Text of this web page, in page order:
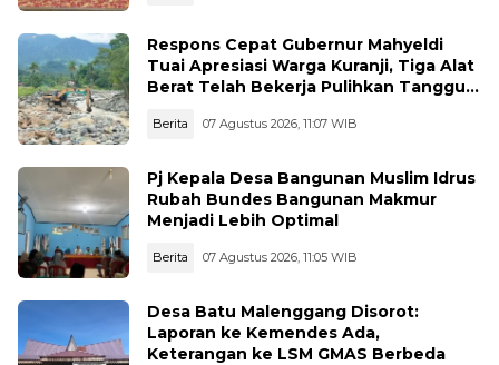
Respons Cepat Gubernur Mahyeldi
Tuai Apresiasi Warga Kuranji, Tiga Alat
Berat Telah Bekerja Pulihkan Tanggul
Berita 07 Agustus 2026, 11:07 WIB
Pj Kepala Desa Bangunan Muslim Idrus
Rubah Bundes Bangunan Makmur
Menjadi Lebih Optimal
Berita 07 Agustus 2026, 11:05 WIB
Desa Batu Malenggang Disorot:
Laporan ke Kemendes Ada,
Keterangan ke LSM GMAS Berbeda